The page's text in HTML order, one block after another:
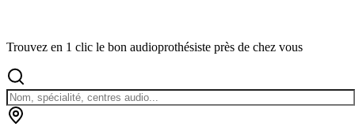
Trouvez en 1 clic le bon audioprothésiste près de chez vous